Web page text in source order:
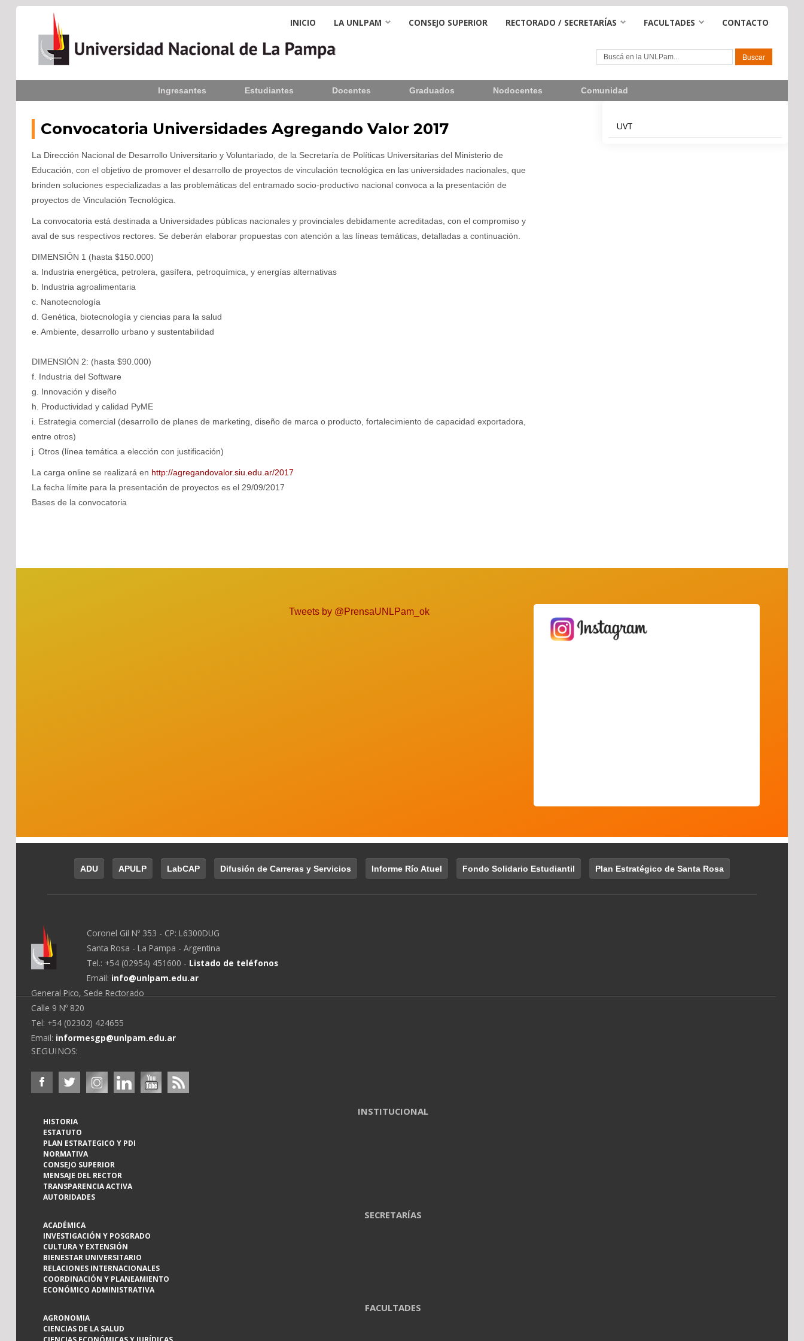
La UNLPam
Consejo Superior
Rectorado / Secretarías
Facultades
Contacto
Seguínos en:
INICIO LA UNLPAM CONSEJO SUPERIOR RECTORADO / SECRETARÍAS FACULTADES CONTACTO
Ingresantes Estudiantes Docentes Graduados Nodocentes Comunidad
Convocatoria Universidades Agregando Valor 2017
La Dirección Nacional de Desarrollo Universitario y Voluntariado, de la Secretaría de Políticas Universitarias del Ministerio de
Educación, con el objetivo de promover el desarrollo de proyectos de vinculación tecnológica en las universidades nacionales, que
brinden soluciones especializadas a las problemáticas del entramado socio-productivo nacional convoca a la presentación de
proyectos de Vinculación Tecnológica.
La convocatoria está destinada a Universidades públicas nacionales y provinciales debidamente acreditadas, con el compromiso y
aval de sus respectivos rectores. Se deberán elaborar propuestas con atención a las líneas temáticas, detalladas a continuación.
DIMENSIÓN 1 (hasta $150.000)
a. Industria energética, petrolera, gasífera, petroquímica, y energías alternativas
b. Industria agroalimentaria
c. Nanotecnología
d. Genética, biotecnología y ciencias para la salud
e. Ambiente, desarrollo urbano y sustentabilidad
DIMENSIÓN 2: (hasta $90.000)
f. Industria del Software
g. Innovación y diseño
h. Productividad y calidad PyME
i. Estrategia comercial (desarrollo de planes de marketing, diseño de marca o producto, fortalecimiento de capacidad exportadora,
entre otros)
j. Otros (línea temática a elección con justificación)
La carga online se realizará en http://agregandovalor.siu.edu.ar/2017
La fecha límite para la presentación de proyectos es el 29/09/2017
Bases de la convocatoria
UVT
Tweets by @PrensaUNLPam_ok
ADU APULP LabCAP Difusión de Carreras y Servicios Informe Río Atuel Fondo Solidario Estudiantil Plan Estratégico de Santa Rosa
Coronel Gil Nº 353 - CP: L6300DUG
Santa Rosa - La Pampa - Argentina
Tel.: +54 (02954) 451600 - Listado de teléfonos
Email: info@unlpam.edu.ar
General Pico, Sede Rectorado
Calle 9 Nº 820
Tel: +54 (02302) 424655
Email: informesgp@unlpam.edu.ar
SEGUINOS:
INSTITUCIONAL
HISTORIA
ESTATUTO
PLAN ESTRATEGICO Y PDI
NORMATIVA
CONSEJO SUPERIOR
MENSAJE DEL RECTOR
TRANSPARENCIA ACTIVA
AUTORIDADES
SECRETARÍAS
ACADÉMICA
INVESTIGACIÓN Y POSGRADO
CULTURA Y EXTENSIÓN
BIENESTAR UNIVERSITARIO
RELACIONES INTERNACIONALES
COORDINACIÓN Y PLANEAMIENTO
ECONÓMICO ADMINISTRATIVA
FACULTADES
AGRONOMIA
CIENCIAS DE LA SALUD